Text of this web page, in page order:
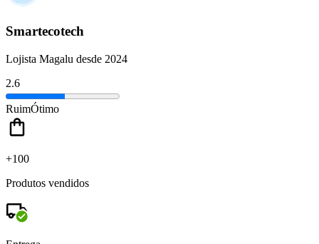
Smartecotech
Lojista Magalu desde 2024
2.6
RuimÓtimo
+100
Produtos vendidos